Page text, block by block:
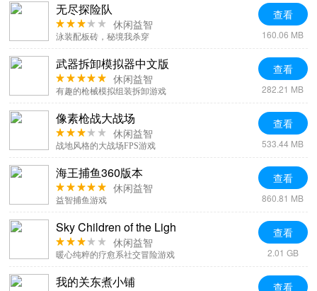
无尽探险队
休闲益智
泳装配板砖，秘境我杀穿
查看
160.06 MB
武器拆卸模拟器中文版
休闲益智
有趣的枪械模拟组装拆卸游戏
查看
282.21 MB
像素枪战大战场
休闲益智
战地风格的大战场FPS游戏
查看
533.44 MB
海王捕鱼360版本
休闲益智
益智捕鱼游戏
查看
860.81 MB
Sky Children of the Ligh
休闲益智
暖心纯粹的疗愈系社交冒险游戏
查看
2.01 GB
我的关东煮小铺 查看